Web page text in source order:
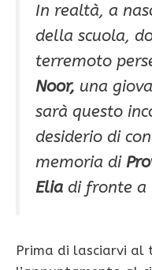
In realtà, a
della scuola,
terremoto
Noor, una
sarà questo
desiderio di
memoria di
Elia di fronte a
Prima di lasciarvi al